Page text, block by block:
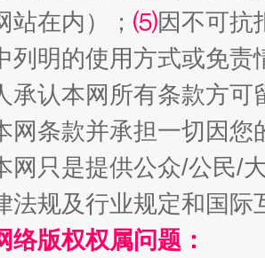
五大"原罪" "炒
站在内）； ⑸因不可抗
列明的使用方式或免责
承认本网所有条款方
网条款并承担一切因
网只是提供公众/公民/
法规及行业规定和国
络版权权属问题：